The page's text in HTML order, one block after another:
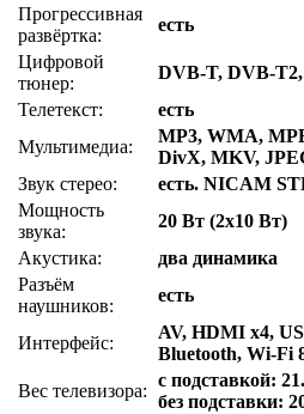
Прогрессивная
развёртка:
есть
Цифровой
тюнер:
DVB-T, DVB-
Телетекст:
есть
Мультимедиа:
MP3, WMA,
DivX, MKV,
Звук стерео:
есть. NICAM
Мощность
звука:
20 Вт (2х10 Вт)
Акустика:
два динамика
Разъём
наушников:
есть
Интерфейс:
AV, HDMI x4,
Bluetooth, Wi-Fi
Вес телевизора:
с подставкой:
без подставки: